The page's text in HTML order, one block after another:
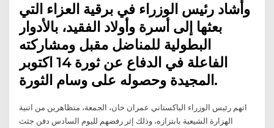
وأشاد رئيس الوزراء في برقية العزاء التي
بعثها إلى أسرة وأولاد الفقيد، بالأدوار
البطولية للمناضل مقبل ومشاركته
الفاعلة في الدفاع عن ثورة 14 اكتوبر
المجيدة وحصوله على وسام الثورة.
اتهم رئيس الوزراء الباكستاني عمران خان، الجمعة، متظاهرين من اتنية
الهزارة الشيعية بابتزازه، وذلك إثر رفضهم لليوم السادس دفن جثث